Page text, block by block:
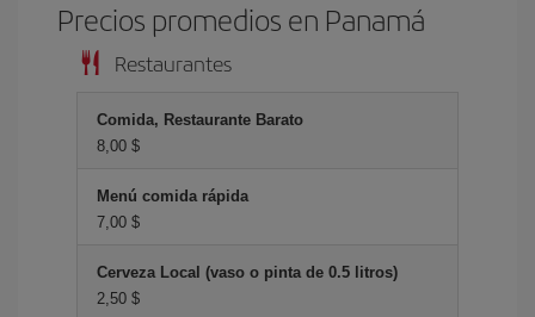
Precios promedios en Panamá
Restaurantes
Comida, Restaurante Barato
8,00 $
Menú comida rápida
7,00 $
Cerveza Local (vaso o pinta de 0.5 litros)
2,50 $